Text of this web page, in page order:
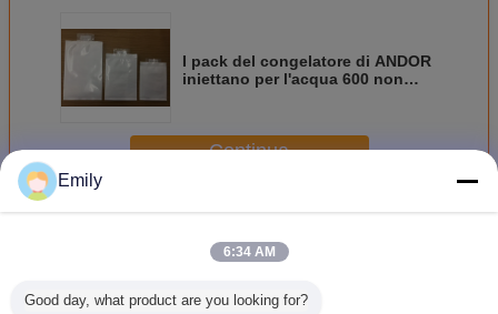
I pack del congelatore di ANDOR
iniettano per l'acqua 600 non
Continua
PiùPacchetti del gel del ghiaccio
Emily
6:34 AM
Good day, what product are you looking for?